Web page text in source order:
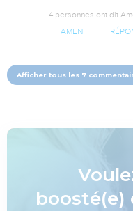
4 personnes ont dit
AMEN
Afficher tous les 7
boosté(e)